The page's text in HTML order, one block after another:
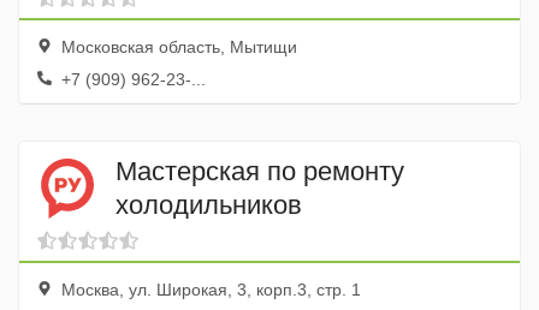
Московская область, Мытищи
+7 (909) 962-23-...
Мастерская по ремонту
холодильников
Москва, ул. Широкая, 3, корп.3, стр. 1